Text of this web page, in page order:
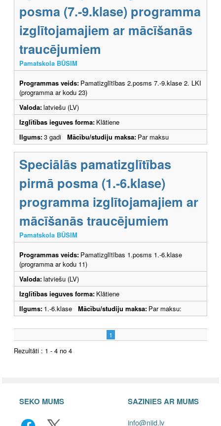
posma (7.-9.klase) programma
izglītojamajiem ar mācīšanās
traucējumiem
Pamatskola BŪSIM
Programmas veids: Pamatizglītības 2.posms 7.-9.klase 2. LKI
(programma ar kodu 23)
Valoda:latviešu (LV)
Izglītības ieguves forma: Klātiene
Ilgums:3 gadi Mācību/studiju maksa: Par maksu
Speciālās pamatizglītības
pirmā posma (1.-6.klase)
programma izglītojamajiem ar
mācīšanās traucējumiem
Pamatskola BŪSIM
Programmas veids: Pamatizglītības 1.posms 1.-6.klase
(programma ar kodu 11)
Valoda:latviešu (LV)
Izglītības ieguves forma: Klātiene
Ilgums: 1.-6.klase Mācību/studiju maksa: Par maksu:
1
Rezultāti : 1 - 4 no 4
SEKO MUMS SAZINIES AR MUMS
info@niid.lv